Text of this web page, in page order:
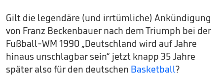
Gilt die legendäre (und irrtümliche) Ankündigung
von Franz Beckenbauer nach dem Triumph bei der
Fußball-WM 1990 „Deutschland wird auf Jahre
hinaus unschlagbar sein“ jetzt knapp 35 Jahre
später also für den deutschen Basketball?